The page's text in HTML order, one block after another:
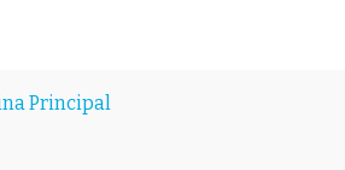
Principal